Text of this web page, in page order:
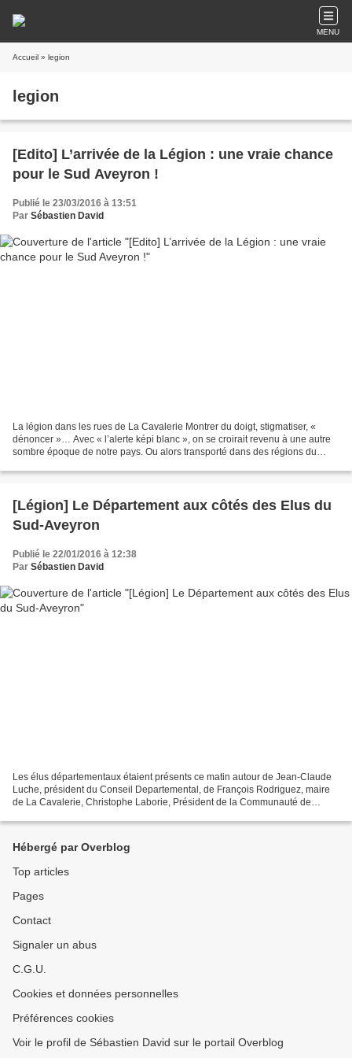
MENU
Accueil » legion
legion
[Edito] L’arrivée de la Légion : une vraie chance
pour le Sud Aveyron !
Publié le 23/03/2016 à 13:51
Par Sébastien David
La légion dans les rues de La Cavalerie Montrer du doigt, stigmatiser, «
dénoncer »… Avec « l’alerte képi blanc », on se croirait revenu à une autre
sombre époque de notre pays. Ou alors transporté dans des régions du
[Légion] Le Département aux côtés des Elus du
Sud-Aveyron
Publié le 22/01/2016 à 12:38
Par Sébastien David
Les élus départementaux étaient présents ce matin autour de Jean-Claude
Luche, président du Conseil Departemental, de François Rodriguez, maire
de La Cavalerie, Christophe Laborie, Président de la Communauté de
Hébergé par Overblog
Top articles
Pages
Contact
Signaler un abus
C.G.U.
Cookies et données personnelles
Préférences cookies
Voir le profil de Sébastien David sur le portail Overblog